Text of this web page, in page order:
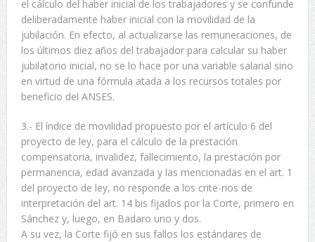
el cálculo del haber inicial de los trabajadores y se confunde
deliberadamente haber inicial con la movilidad de la
jubilación. En efecto, al actualizarse las remuneraciones, de
los últimos diez años del trabajador para calcular su haber
jubilatorio inicial, no se lo hace por una variable salarial sino
en virtud de una fórmula atada a los recursos totales por
beneficio del ANSES.
3.- El índice de movilidad propuesto por el artículo 6 del
proyecto de ley, para el cálculo de la prestación
compensatoria, invalidez, fallecimiento, la prestación por
permanencia, edad avanzada y las mencionadas en el art. 1
del proyecto de ley, no responde a los crite-rios de
interpretación del art. 14 bis fijados por la Corte, primero en
Sánchez y, luego, en Badaro uno y dos.
A su vez, la Corte fijó en sus fallos los estándares de